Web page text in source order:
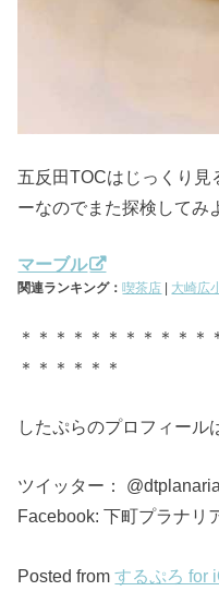
五反田TOCはじっくり見
ーなのでまた探検してみ
マーブル
関連ランキング：喫茶店 大崎広
＊＊＊＊＊＊＊＊＊＊＊
＊＊＊＊＊＊
したぷらのプロフィール
ツイッター： @dtplanaria
Facebook: 下町プラナリ
Posted fromするぷろ for